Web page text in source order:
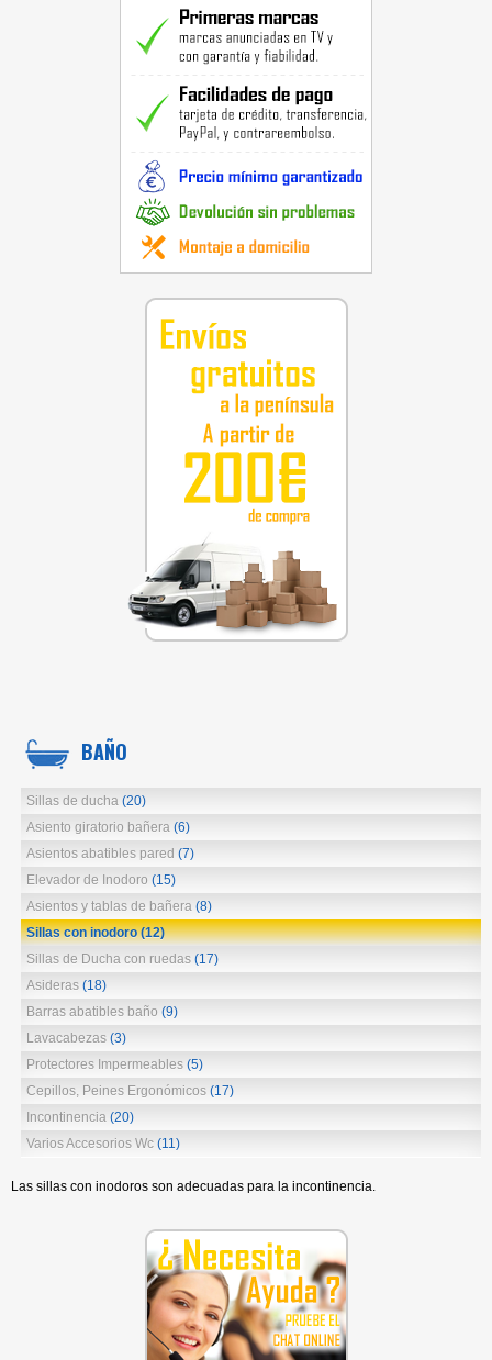
BAÑO
Sillas de ducha (20)
Asiento giratorio bañera (6)
Asientos abatibles pared (7)
Elevador de Inodoro (15)
Asientos y tablas de bañera (8)
Sillas con inodoro(12)
Sillas de Ducha con ruedas (17)
Asideras (18)
Barras abatibles baño (9)
Lavacabezas (3)
Protectores Impermeables (5)
Cepillos, Peines Ergonómicos (17)
Incontinencia (20)
Varios Accesorios Wc (11)
Las sillas con inodoros son adecuadas para la incontinencia.